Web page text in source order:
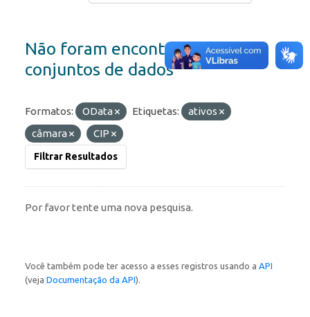
Não foram encontrados
conjuntos de dados
Formatos: OData Etiquetas:
ativos
câmara
CIP
Filtrar Resultados
Por favor tente uma nova pesquisa.
Você também pode ter acesso a esses registros usando a API
(veja Documentação da API).